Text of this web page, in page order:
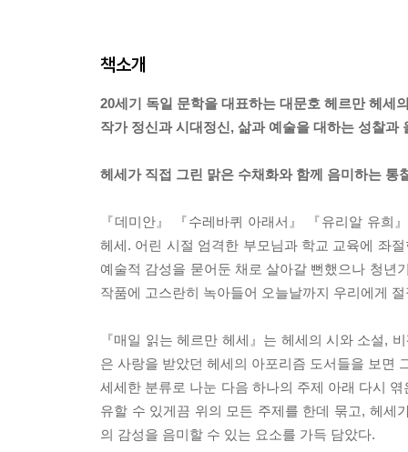
책소개
20세기 독일 문학을 대표하는 대문호 헤르만 헤세
작가 정신과 시대정신, 삶과 예술을 대하는 성찰과
헤세가 직접 그린 맑은 수채화와 함께 음미하는 통
『데미안』 『수레바퀴 아래서』 『유리알 유희
헤세. 어린 시절 엄격한 부모님과 학교 교육에 좌
예술적 감성을 묻어둔 채로 살아갈 뻔했으나 청년
작품에 고스란히 녹아들어 오늘날까지 우리에게
『매일 읽는 헤르만 헤세』는 헤세의 시와 소설,
은 사랑을 받았던 헤세의 아포리즘 도서들을 보면
세세한 분류로 나눈 다음 하나의 주제 아래 다시
유할 수 있게끔 위의 모든 주제를 한데 묶고, 헤세
의 감성을 음미할 수 있는 요소를 가득 담았다.